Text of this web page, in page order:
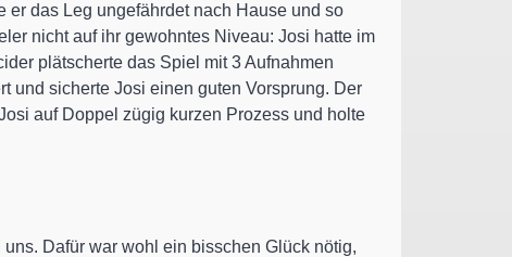
das Leg ungefährdet nach Hause und so
nicht auf ihr gewohntes Niveau: Josi hatte im
plätscherte das Spiel mit 3 Aufnahmen
und sicherte Josi einen guten Vorsprung. Der
auf Doppel zügig kurzen Prozess und holte
Dafür war wohl ein bisschen Glück nötig,